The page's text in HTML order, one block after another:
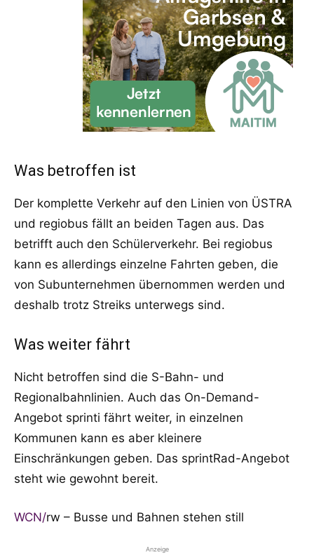
Was betroffen ist
Der komplette Verkehr auf den Linien von ÜSTRA
und regiobus fällt an beiden Tagen aus. Das
betrifft auch den Schülerverkehr. Bei regiobus
kann es allerdings einzelne Fahrten geben, die
von Subunternehmen übernommen werden und
deshalb trotz Streiks unterwegs sind.
Was weiter fährt
Nicht betroffen sind die S-Bahn- und
Regionalbahnlinien. Auch das On-Demand-
Angebot sprinti fährt weiter, in einzelnen
Kommunen kann es aber kleinere
Einschränkungen geben. Das sprintRad-Angebot
steht wie gewohnt bereit.
WCN/rw – Busse und Bahnen stehen still
Anzeige